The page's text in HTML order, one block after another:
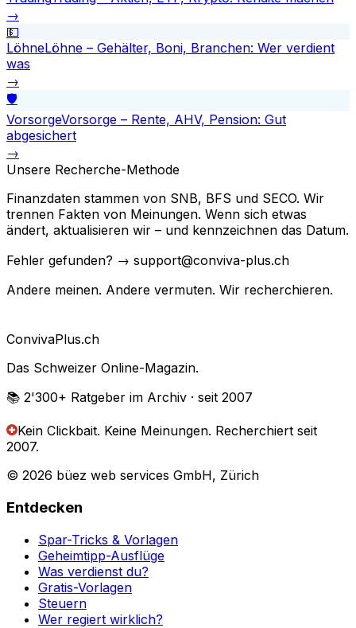
→
💵
LöhneLöhne – Gehälter, Boni, Branchen: Wer verdient
was
→
🛡️
VorsorgeVorsorge – Rente, AHV, Pension: Gut
abgesichert
→
Unsere Recherche-Methode
Finanzdaten stammen von SNB, BFS und SECO. Wir
trennen Fakten von Meinungen. Wenn sich etwas
ändert, aktualisieren wir – und kennzeichnen das Datum.
Fehler gefunden? → support@conviva-plus.ch
Andere meinen. Andere vermuten. Wir recherchieren.
ConvivaPlus.ch
Das Schweizer Online-Magazin.
📚 2'300+ Ratgeber im Archiv · seit 2007
Kein Clickbait. Keine Meinungen. Recherchiert seit
2007.
© 2026 büez web services GmbH, Zürich
Entdecken
Spar-Tricks & Vorlagen
Geheimtipp-Ausflüge
Was verdienst du?
Gratis-Vorlagen
Steuern
Wer regiert wirklich?